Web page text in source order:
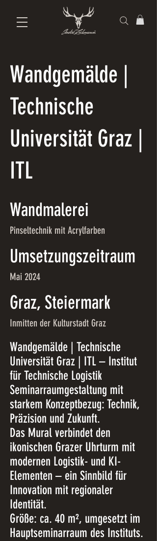
Wandgemälde |
Technische
Universität Graz |
ITL
Wandmalerei
Pinseltechnik mit Acrylfarben
Umsetzungszeitraum
Mai 2024
Graz, Steiermark
Inmitten der Kulturstadt Graz
Wandgemälde | Technische
Universität Graz | ITL – Institut
für Technische Logistik
Seminarraumgestaltung mit
starkem Konzeptbezug: Technik,
Präzision und Zukunft.
Das Mural verbindet den
ikonischen Grazer Uhrturm mit
modernen Logistik- und KI-
Elementen – ein Sinnbild für
Innovation mit regionaler
Identität.
Größe: ca. 40 m², umgesetzt im
Hauptseminarraum des Instituts.